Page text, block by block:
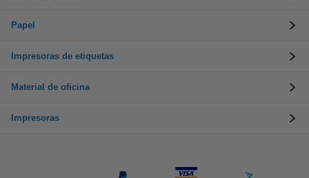
Papel
Impresoras de etiquetas
Material de oficina
Impresoras